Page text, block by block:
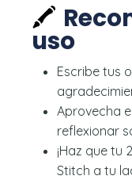
🖍️
uso
Escribe tus
Aprovecha
reflexionar
¡Haz que tu
Stitch a tu